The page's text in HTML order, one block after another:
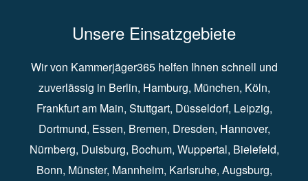
Unsere Einsatzgebiete
Wir von Kammerjäger365 helfen Ihnen schnell und
zuverlässig in Berlin⁠, Hamburg⁠, München, Köln⁠,
Frankfurt am Main⁠, Stuttgart⁠, Düsseldorf⁠, Leipzig⁠,
Dortmund⁠, Essen⁠, Bremen⁠, Dresden⁠, Hannover⁠,
Nürnberg⁠, Duisburg⁠⁠, Bochum⁠, Wuppertal⁠⁠, Bielefeld⁠⁠,
Bonn⁠⁠, Münster⁠⁠, Mannheim⁠, Karlsruhe⁠, Augsburg⁠,